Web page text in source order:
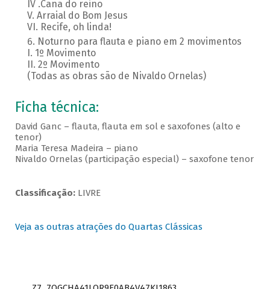
IV .Cana do reino
V. Arraial do Bom Jesus
VI. Recife, oh linda!
Noturno para flauta e piano em 2 movimentos
I. 1º Movimento
II. 2º Movimento
(Todas as obras são de Nivaldo Ornelas)
Ficha técnica:
David Ganc – flauta, flauta em sol e saxofones (alto e
tenor)
Maria Teresa Madeira – piano
Nivaldo Ornelas (participação especial) – saxofone tenor
Classificação:LIVRE
Veja as outras atrações do Quartas Clássicas